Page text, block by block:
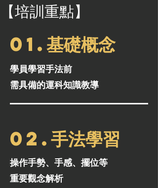
【培訓重點】
01.基礎概念
學員學習手法前
需具備的運科知識教導
02.手法學習
操作手勢、手感、擺位等
重要觀念解析